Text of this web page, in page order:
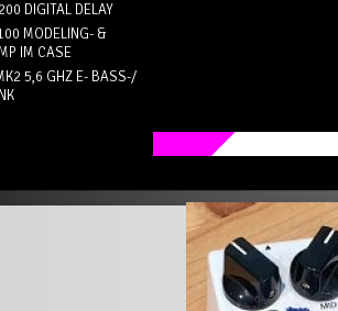
DIGITAL DELAY
MODELING- &
IM CASE
5,6 GHZ E- BASS-/